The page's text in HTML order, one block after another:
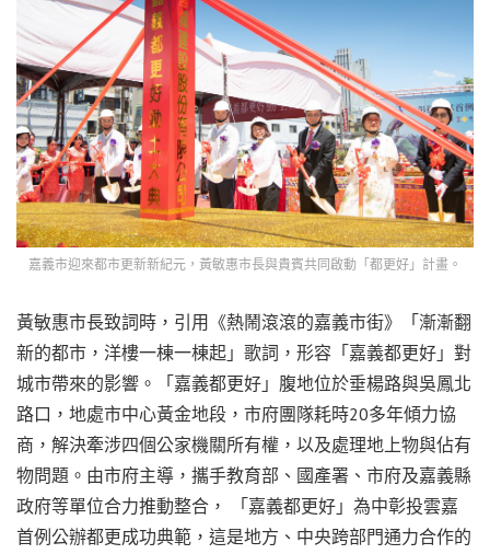
嘉義市迎來都市更新新紀元，黃敏惠市長與貴賓共同啟動「都更好」計畫。
黃敏惠市長致詞時，引用《熱鬧滾滾的嘉義市街》「漸漸翻
新的都市，洋樓一棟一棟起」歌詞，形容「嘉義都更好」對
城市帶來的影響。「嘉義都更好」腹地位於垂楊路與吳鳳北
路口，地處市中心黃金地段，市府團隊耗時20多年傾力協
商，解決牽涉四個公家機關所有權，以及處理地上物與佔有
物問題。由市府主導，攜手教育部、國產署、市府及嘉義縣
政府等單位合力推動整合， 「嘉義都更好」為中彰投雲嘉
首例公辦都更成功典範，這是地方、中央跨部門通力合作的